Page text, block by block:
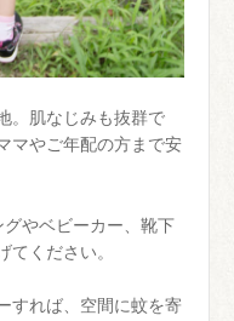
。肌なじみも抜群で
マやご年配の方まで安
やベビーカー、靴下
ください。
すれば、空間に蚊を寄